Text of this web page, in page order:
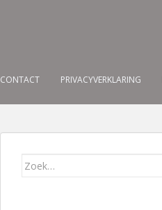
CONTACT PRIVACYVERKLARING
Zoek